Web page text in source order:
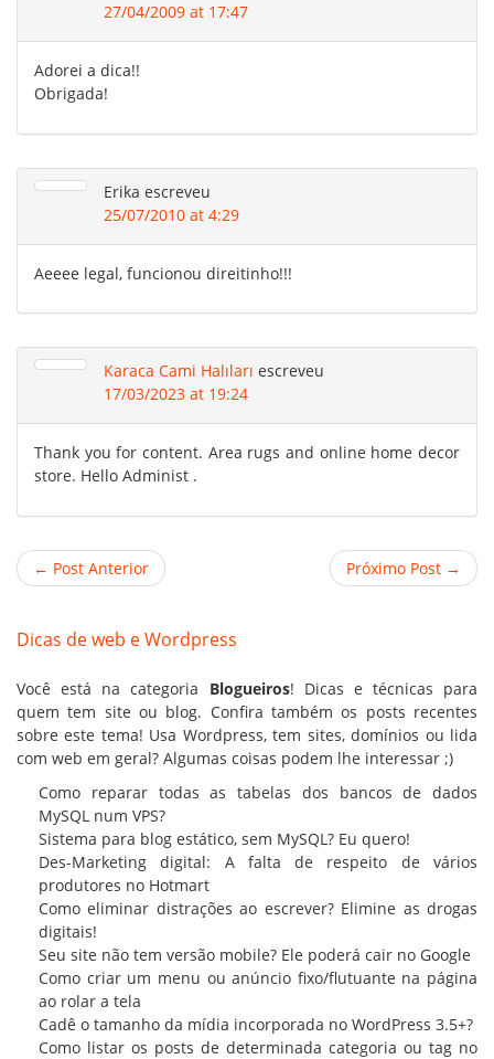
27/04/2009 at 17:47
Adorei a dica!!
Obrigada!
Erika escreveu
25/07/2010 at 4:29
Aeeee legal, funcionou direitinho!!!
Karaca Cami Halıları escreveu
17/03/2023 at 19:24
Thank you for content. Area rugs and online home decor
store. Hello Administ .
← Post Anterior Próximo Post →
Dicas de web e Wordpress
Você está na categoria Blogueiros! Dicas e técnicas para
quem tem site ou blog. Confira também os posts recentes
sobre este tema! Usa Wordpress, tem sites,domínios ou lida
com web em geral? Algumas coisas podem lhe interessar ;)
Como reparar todas as tabelas dos bancos de dados
MySQL num VPS?
Sistema para blog estático, sem MySQL? Eu quero!
Des-Marketing digital: A falta de respeito de vários
produtores no Hotmart
Como eliminar distrações ao escrever? Elimine as drogas
digitais!
Seu site não tem versão mobile? Ele poderá cair no Google
Como criar um menu ou anúncio fixo/flutuante na página
ao rolar a tela
Cadê o tamanho da mídia incorporada no WordPress 3.5+?
Como listar os posts de determinada categoria ou tag no